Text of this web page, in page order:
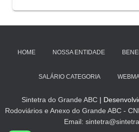
HOME NOSSA ENTIDADE
SALÁRIO CATEGORIA
Sintetra do Grande ABC|
Rodoviários e Anexo do Grande ABC -
Email: